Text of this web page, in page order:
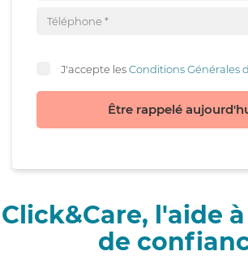
J'accepte lesConditions Générales
Être rappelé
Click&Care, l'aide
de